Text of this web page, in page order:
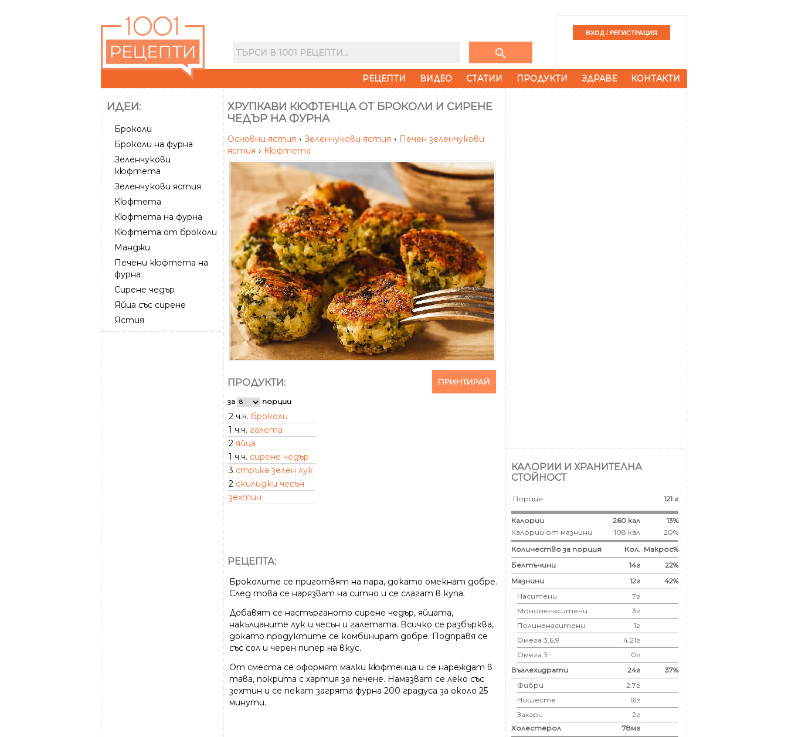
search
РЕЦЕПТИ ВИДЕО СТАТИИ ПРОДУКТИ ЗДРАВЕ КОНТАКТИ
ИДЕИ:
Броколи
Броколи на фурна
Зеленчукови
кюфтета
Зеленчукови ястия
Кюфтета
Кюфтета на фурна
Кюфтета от броколи
Манджи
Печени кюфтета на
фурна
Сирене чедър
Яйца със сирене
Ястия
ХРУПКАВИ КЮФТЕНЦА ОТ БРОКОЛИ И СИРЕНЕ
ЧЕДЪР НА ФУРНА
Основни ястия › Зеленчукови ястия › Печен зеленчукови
ястия › Кюфтета
ПРИНТИРАЙ
ПРОДУКТИ:
за порции
2 ч.ч. броколи
1 ч.ч. галета
2 яйца
1 ч.ч. сирене чедър
3 стръка зелен лук
2 скилидки чесън
зехтин
РЕЦЕПТА:
Броколите се приготвят на пара, докато омекнат добре.
След това се нарязват на ситно и се слагат в купа.
Добавят се настърганото сирене чедър, яйцата,
накълцаните лук и чесън и галетата. Всичко се разбърква,
докато продуктите се комбинират добре. Подправя се
със сол и черен пипер на вкус.
От сместа се оформят малки кюфтенца и се нареждат в
тава, покрита с хартия за печене. Намазват се леко със
зехтин и се пекат загрята фурна 200 градуса за около 25
минути.
КАЛОРИИ И ХРАНИТЕЛНА
СТОЙНОСТ
Порция 121 г
Калории 260 кал
13%
Калории от мазнини
108 кал
20%
Количество за порция
Кол. Макрос%
Белтъчини
14г
22%
Мазнини
12г
42%
Наситени
7г
Мононенаситени
3г
Полиненаситени
1г
Омега 3,6,9
4.21г
Омега 3
0г
Въглехидрати
24г
37%
Фибри
2.7г
Нишесте
16г
Захари
2г
Холестерол
78мг